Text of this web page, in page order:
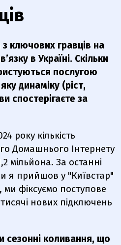
ключових гравців на
в Україні. Скільки
послугою
динаміку (ріст,
спостерігаєте за
року кількість
Домашнього Інтернету
мільйона. За останні
я прийшов у "Київстар"
фіксуємо поступове
нових підключень
сезонні коливання, що